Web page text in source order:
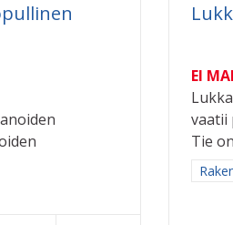
ja luonto
EI
vaatii
Tie